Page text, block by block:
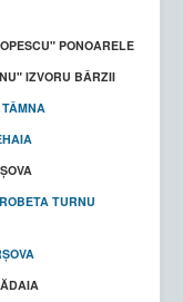
PONOARELE
IZVORU BÂRZII
TURNU